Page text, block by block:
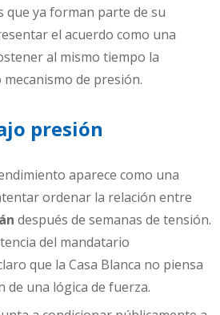
que ya forman parte de su
el acuerdo como una
al mismo tiempo la
de presión.
presión
aparece como una
ordenar la relación entre
después de semanas de tensión.
del mandatario
que la Casa Blanca no piensa
de una lógica de fuerza.